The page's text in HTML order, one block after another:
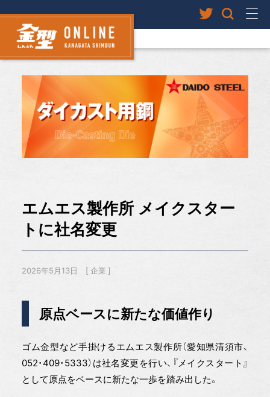
エムエス製作所 メイクスター
トに社名変更
2026年5月13日 企業
原点ベースに新たな価値作り
ゴム金型など手掛けるエムエス製作所（愛知県清須市、
052・409・5333）は社名変更を行い、『メイクスタート』
として原点をベースに新たな一歩を踏み出した。